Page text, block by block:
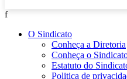
f
O Sindicato
Conheça a Diretoria
Conheça o
Estatuto do
Politica de